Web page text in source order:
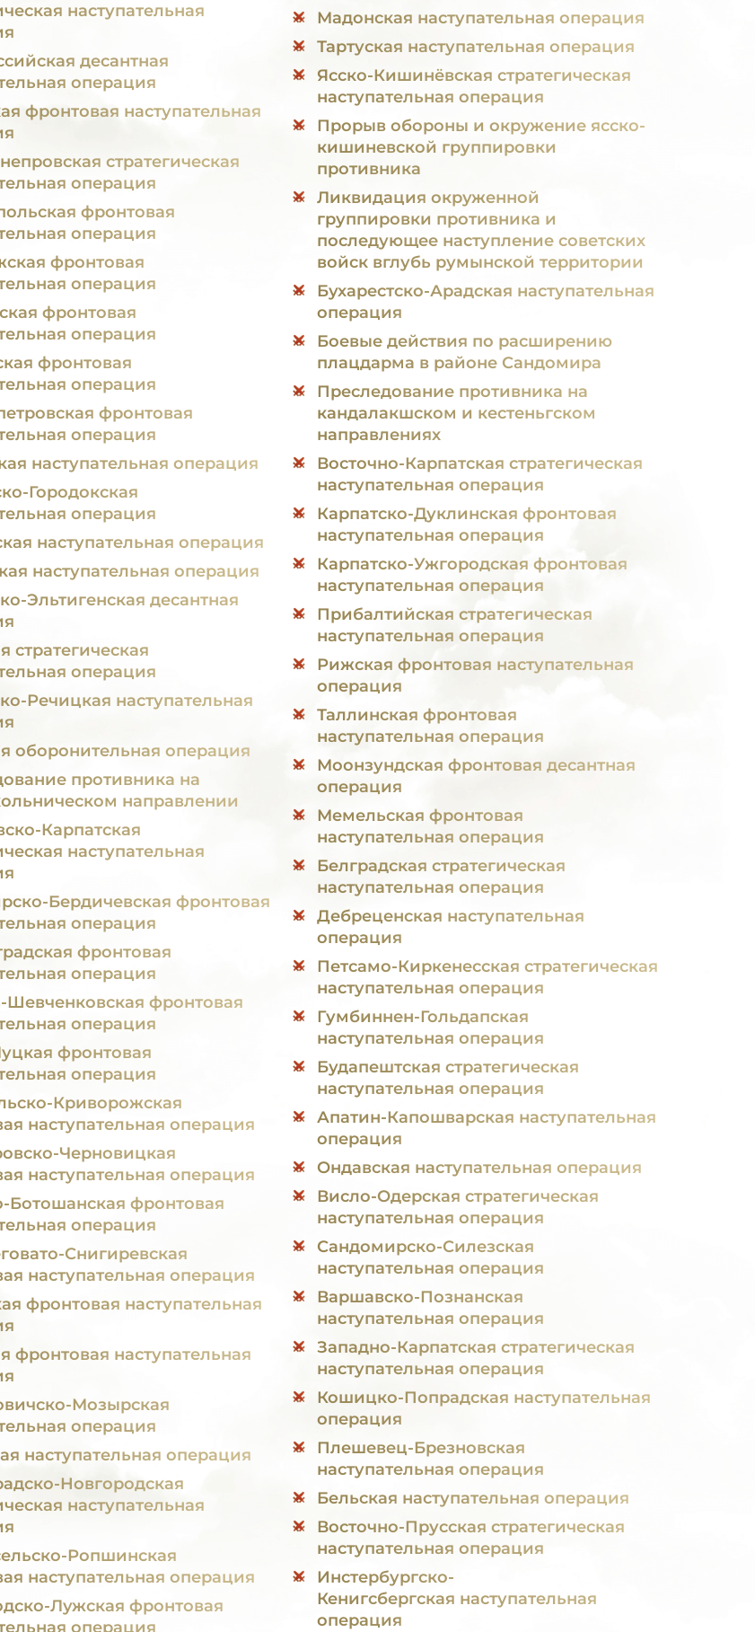
наступательная
десантная
операция
фронтовая наступательная
стратегическая
операция
фронтовая
операция
фронтовая
операция
фронтовая
операция
фронтовая
операция
фронтовая
операция
наступательная операция
Городокская
операция
наступательная операция
наступательная операция
Эльтигенская десантная
стратегическая
операция
Речицкая наступательная
оборонительная операция
противника на
направлении
Карпатская
наступательная
Бердичевская фронтовая
операция
фронтовая
операция
Шевченковская фронтовая
операция
фронтовая
операция
Криворожская
наступательная операция
Черновицкая
наступательная операция
Ботошанская фронтовая
операция
Снигиревская
наступательная операция
фронтовая наступательная
фронтовая наступательная
Мозырская
операция
наступательная операция
Новгородская
наступательная
Ропшинская
наступательная операция
Лужская фронтовая
операция
Мадонская наступательная операция
Тартуская наступательная операция
Ясско-Кишинёвская стратегическая
наступательная операция
Прорыв обороны и окружение ясско-
кишиневской группировки
противника
Ликвидация окруженной
группировки противника и
последующее наступление советских
войск вглубь румынской территории
Бухарестско-Арадская наступательная
операция
Боевые действия по расширению
плацдарма в районе Сандомира
Преследование противника на
кандалакшском и кестеньгском
направлениях
Восточно-Карпатская стратегическая
наступательная операция
Карпатско-Дуклинская фронтовая
наступательная операция
Карпатско-Ужгородская фронтовая
наступательная операция
Прибалтийская стратегическая
наступательная операция
Рижская фронтовая наступательная
операция
Таллинская фронтовая
наступательная операция
Моонзундская фронтовая десантная
операция
Мемельская фронтовая
наступательная операция
Белградская стратегическая
наступательная операция
Дебреценская наступательная
операция
Петсамо-Киркенесская стратегическая
наступательная операция
Гумбиннен-Гольдапская
наступательная операция
Будапештская стратегическая
наступательная операция
Апатин-Капошварская наступательная
операция
Ондавская наступательная операция
Висло-Одерская стратегическая
наступательная операция
Сандомирско-Силезская
наступательная операция
Варшавско-Познанская
наступательная операция
Западно-Карпатская стратегическая
наступательная операция
Кошицко-Попрадская наступательная
операция
Плешевец-Брезновская
наступательная операция
Бельская наступательная операция
Восточно-Прусская стратегическая
наступательная операция
Инстербургско-
Кенигсбергская наступательная
операция